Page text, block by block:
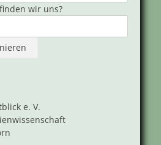
wir uns?
e. V.